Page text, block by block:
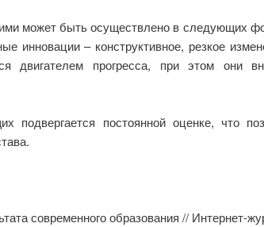
может быть осуществлено в следующих
инновации – конструктивное, резкое
двигателем прогресса, при этом они
подвергается постоянной оценке, что
современного образования // Интернет-